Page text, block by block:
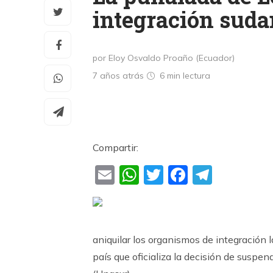
integración
por Eloy Osvaldo Proaño (Ecuador)
7 años atrás
6 min lectura
Compartir:
EmailWhatsApp
Twitter
aniquilar los organismos de integración
país que oficializa la decisión de